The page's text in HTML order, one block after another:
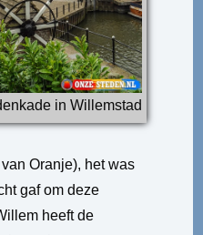
in Willemstad
Oranje), het was
gaf om deze
heeft de